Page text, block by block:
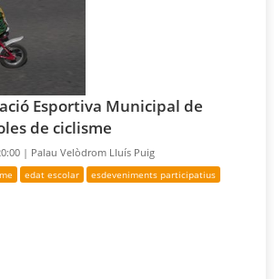
Esportiva Municipal de
de ciclisme
| Palau Velòdrom Lluís Puig
edat escolar esdeveniments participatius